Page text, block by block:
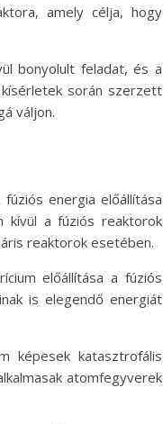
amely célja, hogy
bonyolult feladat, és a
során szerzett
váljon.
energia előállítása
kívül a fúziós reaktorok
reaktorok esetében.
előállítása a fúziós
is elegendő energiát
képesek katasztrofális
atomfegyverek